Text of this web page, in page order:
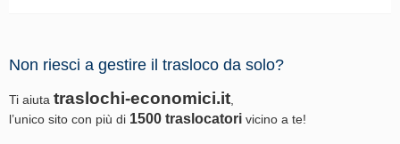
Non riesci a gestire il trasloco da solo?
Ti aiuta traslochi-economici.it
l’unico sito con più di 1500 traslocatori vicino a te!